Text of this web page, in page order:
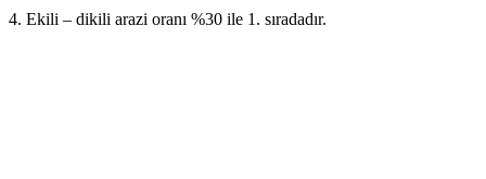
4. Ekili – dikili arazi oranı %30 ile 1. sıradadır.